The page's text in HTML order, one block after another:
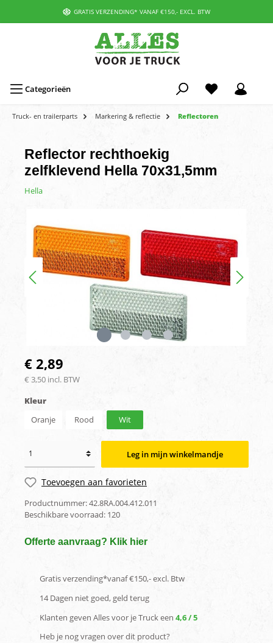
GRATIS VERZENDING* VANAF €150,- EXCL. BTW
Categorieën
Truck- en trailerparts Markering & reflectie Reflectoren
Reflector rechthoekig
zelfklevend Hella 70x31,5mm
Hella
€ 2,89
€ 3,50 incl. BTW
Kleur
Oranje
Rood Wit
Leg in mijn winkelmandje
Toevoegen aan favorieten
Productnummer:42.8RA.004.412.011
Beschikbare voorraad: 120
Offerte aanvraag? Klik hier
Gratis verzending*vanaf €150,- excl. Btw
14 Dagen niet goed, geld terug
Klanten geven Alles voor je Truck een 4,6 / 5
Heb je nog vragen over dit product?